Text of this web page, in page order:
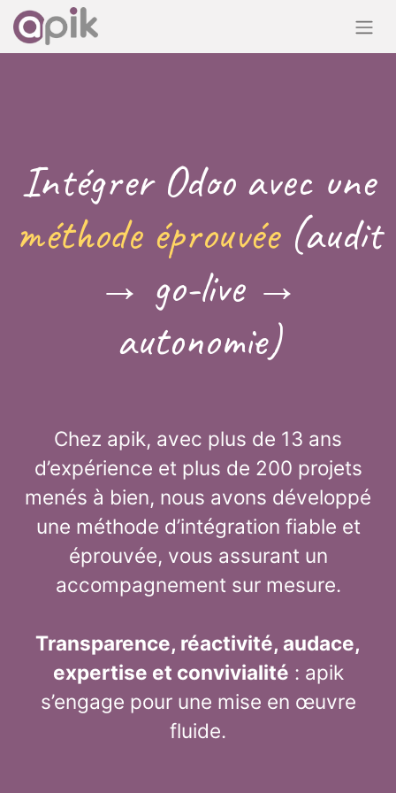
Intégrer Odoo avec une
méthode éprouvée(audit
→ go-live →
autonomie)
Chez apik, avec plus de 13 ans
d’expérience et plus de 200 projets
menés à bien, nous avons développé
une méthode d’intégration fiable et
éprouvée, vous assurant un
accompagnement sur mesure.
Transparence, réactivité, audace,
expertise et convivialité : apik
s’engage pour une mise en œuvre
fluide.